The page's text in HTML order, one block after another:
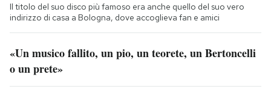
Il titolo del suo disco più famoso era anche quello del suo vero
indirizzo di casa a Bologna, dove accoglieva fan e amici
«Un musico fallito, un pio, un teorete, un Bertoncelli
o un prete»